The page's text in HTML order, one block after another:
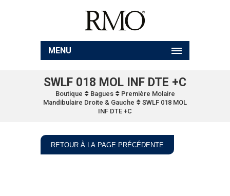
MENU
SWLF 018 MOL INF DTE +C
Boutique Bagues
Première Molaire
Mandibulaire Droite & Gauche
SWLF 018 MOL
INF DTE +C
RETOUR À LA PAGE PRÉCÉDENTE